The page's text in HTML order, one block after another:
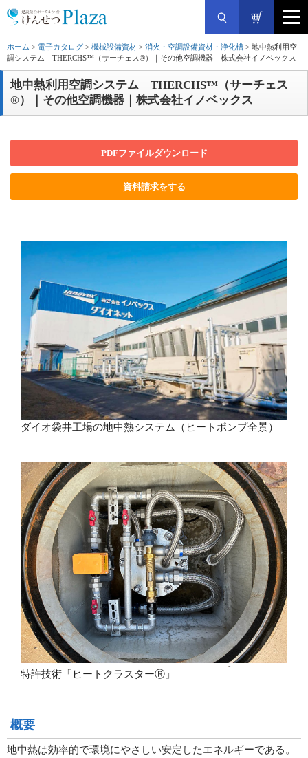
ホーム > 電子カタログ > 機械設備資材 > 消火・空調設備資材・浄化槽 > 地中熱利用空
調システム THERCHS™（サーチェス®）｜その他空調機器｜株式会社イノベックス
地中熱利用空調システム THERCHS™（サーチェス
®）｜その他空調機器｜株式会社イノベックス
PDFファイルダウンロード
資料請求をする
ダイオ袋井工場の地中熱システム（ヒートポンプ全景）
特許技術「ヒートクラスターⓇ」
概要
地中熱は効率的で環境にやさしい安定したエネルギーである。